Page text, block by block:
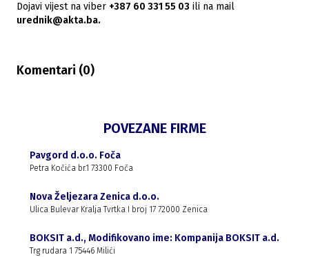
Dojavi vijest na viber +387 60 331 55 03 ili na mail
urednik@akta.ba.
Komentari (0)
POVEZANE FIRME
Pavgord d.o.o. Foča
Petra Kočića br.1 73300 Foča
Nova Željezara Zenica d.o.o.
Ulica Bulevar Kralja Tvrtka I broj 17 72000 Zenica
BOKSIT a.d., Modifikovano ime: Kompanija BOKSIT a.d.
Trg rudara 1 75446 Milići